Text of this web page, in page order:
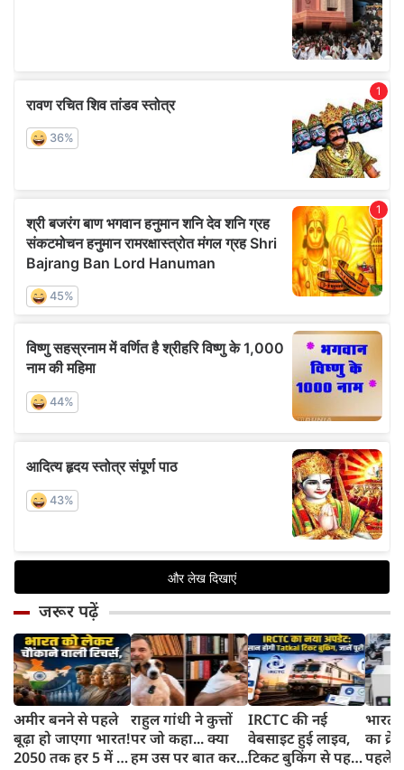
जरूर पढ़ें
अमीर बनने से पहले
बूढ़ा हो जाएगा भारत!
2050 तक हर 5 में 1
राहुल गांधी ने कुत्तों
पर जो कहा... क्या
हम उस पर बात कर
IRCTC की नई
वेबसाइट हुई लाइव,
टिकट बुकिंग से पहले
भारत
का
पहले